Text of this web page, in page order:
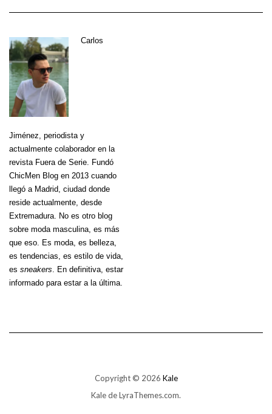
Carlos
Jiménez , periodista y
actualmente colaborador en la
revista Fuera de Serie. Fundó
ChicMen Blog en 2013 cuando
llegó a Madrid, ciudad donde
reside actualmente, desde
Extremadura. No es otro blog
sobre moda masculina, es más
que eso. Es moda, es belleza,
es tendencias, es estilo de vida,
es sneakers . En definitiva, estar
informado para estar a la última.
Copyright © 2026 Kale
Kalede LyraThemes.com.